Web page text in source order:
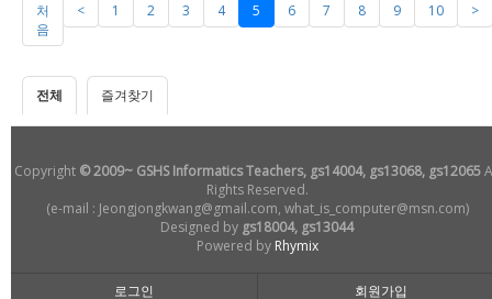
처
음
< 1 2 3 4 5 6 7 8 9 10 >
전체 즐겨찾기
Copyright © 2009~ GSHS Informatics Teachers, gs14004, gs13068, gs12065
Rights Reserved.
(e-mail : Jeongjongkwang@gmail.com, what_is_computer@msn.com)
Designed by gs18004, gs13044
Powered by Rhymix
로그인 회원가입